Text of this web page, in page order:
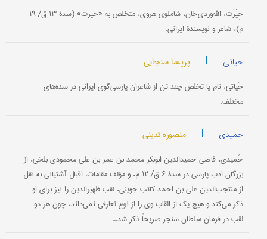
حِیْرَت، الله‌وردی‌خان، شاملوی هروی، متخلص به «حیرت» (سدۀ ۱۳ ق/ ۱۹
م)، شاعر و نویسندۀ ایرانی.
حیاتی | پریسا سنجابی
حَیاتی، نام یا تخلص چند تن از شاعران پارسی‌گوی ایرانی در سده‌های
مختلف.
حمیدی | منصوره تدینی
حَمیدی، قاضی حمیدالدین ابوبکر محمد بن عمر بن علی محمودی بلخی، از
بزرگان ادب پارسی در سدۀ ۶ ق/ ۱۲ م، و مؤلف مقامات. اقبال آشتیانی به نقل
از منتجب‌الدین علی بن احمد کاتب جوینی، لقب ظهیرالدین را نیز برای او
ذکر می‌کند و هیچ یک از القاب وی را از نوع تعارفی نمی‌داند، چون هر دو
لقب در فرمان سلطان سنجر صریحاً ذکر شد...